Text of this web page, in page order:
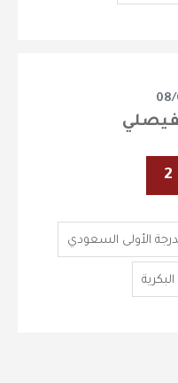
08/
2
الأولى السعودي